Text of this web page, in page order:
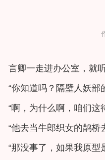
言卿一走进办公室，就
“你知道吗？隔壁人妖部
“啊，为什么啊，咱们这
“他去当牛郎织女的鹊桥
“那没事了，如果我原